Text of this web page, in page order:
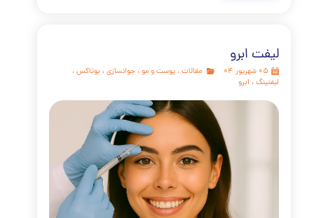
چیست
مقالات،پوست و مو جوانسازی،لیفتینگ ،کلینیک
کلینیک پوست دکتر هلن